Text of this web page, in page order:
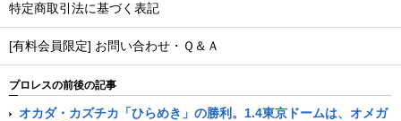
特定商取引法に基づく表記
[有料会員限定] お問い合わせ・Ｑ＆Ａ
プロレスの前後の記事
オカダ・カズチカ「ひらめき」の勝利。1.4東京ドームは、オメガ